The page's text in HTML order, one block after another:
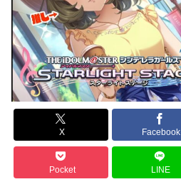
X Facebook
Pocket LINE